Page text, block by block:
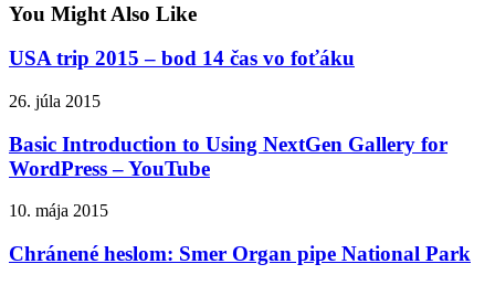
You Might Also Like
USA trip 2015 – bod 14 čas vo foťáku
26. júla 2015
Basic Introduction to Using NextGen Gallery for
WordPress – YouTube
10. mája 2015
Chránené heslom: Smer Organ pipe National Park